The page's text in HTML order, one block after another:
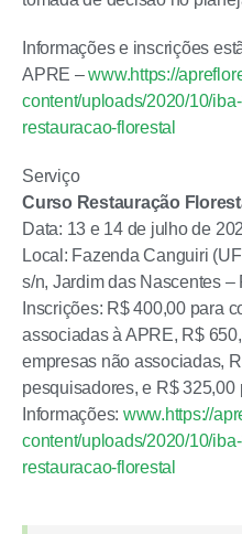
Informações e inscrições
APRE –www.https://
content/uploads/2020/10/
restauracao-florestal
Serviço
Curso Restauração
Data: 13 e 14 de julho de
Local: Fazenda Canguiri
s/n, Jardim das Nascentes –
Inscrições: R$ 400,00 para
associadas à APRE, R$
empresas não associadas,
pesquisadores, e R$ 325,00
Informações: www.https://
content/uploads/2020/10/
restauracao-florestal